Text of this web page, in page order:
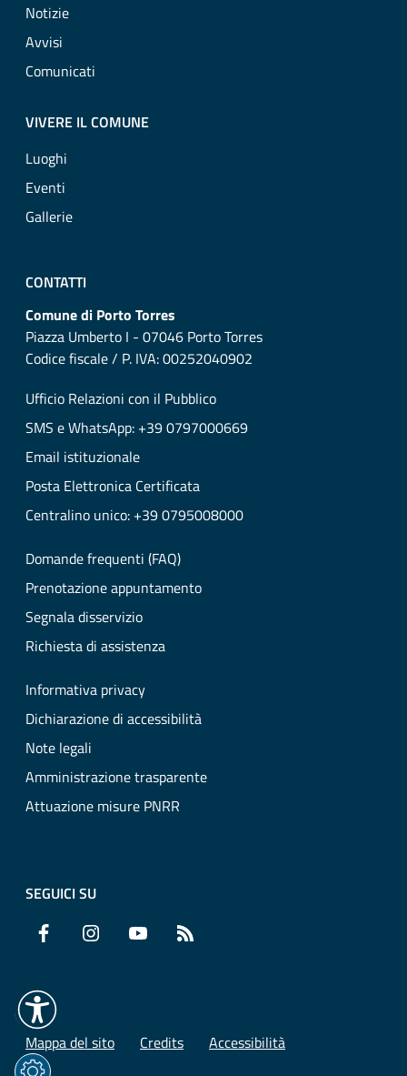
Notizie
Avvisi
Comunicati
VIVERE IL COMUNE
Luoghi
Eventi
Gallerie
CONTATTI
Comune di Porto Torres
Piazza Umberto I - 07046 Porto Torres
Codice fiscale / P. IVA: 00252040902
Ufficio Relazioni con il Pubblico
SMS e WhatsApp: +39 0797000669
Email istituzionale
Posta Elettronica Certificata
Centralino unico: +39 0795008000
Domande frequenti (FAQ)
Prenotazione appuntamento
Segnala disservizio
Richiesta di assistenza
Informativa privacy
Dichiarazione di accessibilità
Note legali
Amministrazione trasparente
Attuazione misure PNRR
SEGUICI SU
Facebook Instagram YouTube
Mappa del sito Credits Accessibilità